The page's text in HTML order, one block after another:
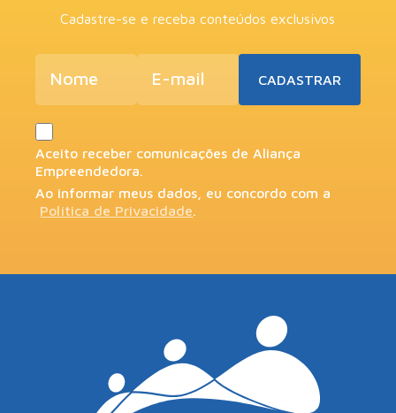
Cadastre-se e receba conteúdos exclusivos
Aceito receber comunicações de Aliança
Empreendedora.
Ao informar meus dados, eu concordo com a
Política de Privacidade.